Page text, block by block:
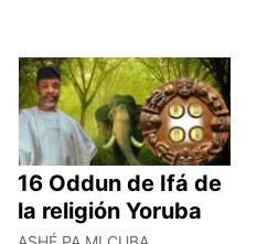
16 Oddun de Ifá de
la religión Yoruba